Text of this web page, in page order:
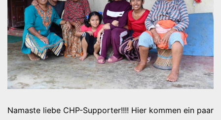
Namaste liebe CHP-Supporter!!!! Hier kommen ein paar